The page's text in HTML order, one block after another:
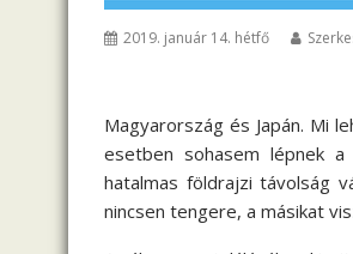
2019. január 14. hétfő
Magyarország és Japán. Mi
esetben sohasem lépnek a
hatalmas földrajzi távolság
nincsen tengere, a másikat